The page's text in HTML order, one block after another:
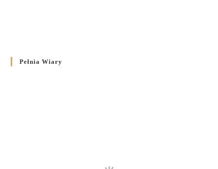
Pełnia Wiary